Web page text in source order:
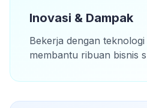
Inovasi & Dampak
Bekerja dengan
membantu ribuan bisnis